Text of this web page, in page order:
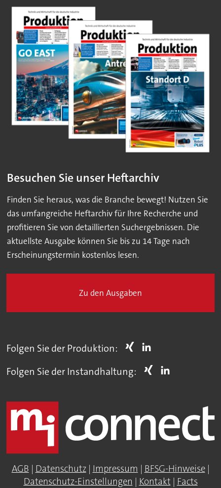
Besuchen Sie unser Heftarchiv
Finden Sie heraus, was die Branche bewegt! Nutzen Sie
das umfangreiche Heftarchiv für Ihre Recherche und
profitieren Sie von detaillierten Suchergebnissen. Die
aktuellste Ausgabe können Sie bis zu 14 Tage nach
Erscheinungstermin kostenlos lesen.
Zu den Ausgaben
Folgen Sie der Produktion:
Folgen Sie der Instandhaltung:
AGB | Datenschutz| Impressum | BFSG-Hinweise|
Datenschutz-Einstellungen | Kontakt| Facts